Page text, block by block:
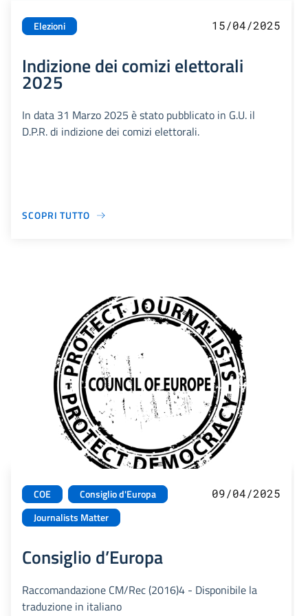
Elezioni 15/04/2025
Indizione dei comizi elettorali
2025
In data 31 Marzo 2025 è stato pubblicato in G.U. il
D.P.R. di indizione dei comizi elettorali.
SCOPRI TUTTO
COE
Consiglio d'Europa
Journalists Matter
09/04/2025
Consiglio d’Europa
Raccomandazione CM/Rec (2016)4 - Disponibile la
traduzione in italiano